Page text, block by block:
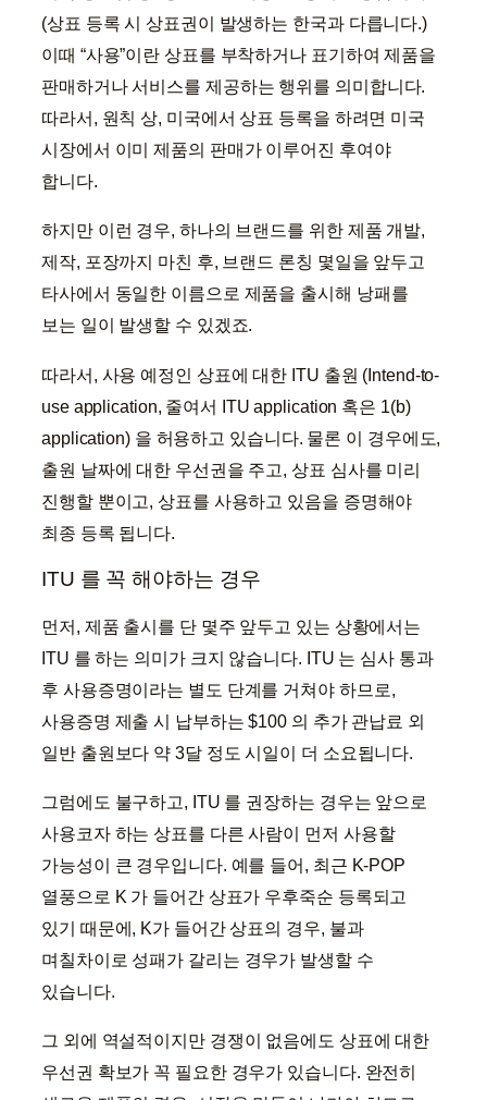
(상표 등록 시 상표권이 발생하는 한국과 다릅니다.)
이때 “사용”이란 상표를 부착하거나 표기하여 제품을
판매하거나 서비스를 제공하는 행위를 의미합니다.
따라서, 원칙 상, 미국에서 상표 등록을 하려면 미국
시장에서 이미 제품의 판매가 이루어진 후여야
합니다.
하지만 이런 경우, 하나의 브랜드를 위한 제품 개발,
제작, 포장까지 마친 후, 브랜드 론칭 몇일을 앞두고
타사에서 동일한 이름으로 제품을 출시해 낭패를
보는 일이 발생할 수 있겠죠.
따라서, 사용 예정인 상표에 대한 ITU 출원 (Intend-to-
use application, 줄여서 ITU application 혹은 1(b)
application) 을 허용하고 있습니다. 물론 이 경우에도,
출원 날짜에 대한 우선권을 주고, 상표 심사를 미리
진행할 뿐이고, 상표를 사용하고 있음을 증명해야
최종 등록 됩니다.
ITU 를 꼭 해야하는 경우
먼저, 제품 출시를 단 몇주 앞두고 있는 상황에서는
ITU 를 하는 의미가 크지 않습니다. ITU 는 심사 통과
후 사용증명이라는 별도 단계를 거쳐야 하므로,
사용증명 제출 시 납부하는 $100 의 추가 관납료 외
일반 출원보다 약 3달 정도 시일이 더 소요됩니다.
그럼에도 불구하고, ITU 를 권장하는 경우는 앞으로
사용코자 하는 상표를 다른 사람이 먼저 사용할
가능성이 큰 경우입니다. 예를 들어, 최근 K-POP
열풍으로 K 가 들어간 상표가 우후죽순 등록되고
있기 때문에, K가 들어간 상표의 경우, 불과
며칠차이로 성패가 갈리는 경우가 발생할 수
있습니다.
그 외에 역설적이지만 경쟁이 없음에도 상표에 대한
우선권 확보가 꼭 필요한 경우가 있습니다. 완전히